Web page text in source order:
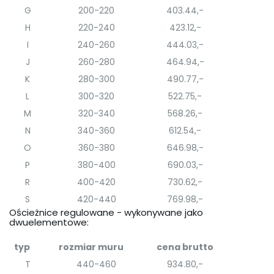
G
200-220
403.44,-
H
220-240
423.12,-
I
240-260
444.03,-
J
260-280
464.94,-
K
280-300
490.77,-
L
300-320
522.75,-
M
320-340
568.26,-
N
340-360
612.54,-
O
360-380
646.98,-
P
380-400
690.03,-
R
400-420
730.62,-
S
420-440 769.98,-
Ościeżnice regulowane - wykonywane jako
dwuelementowe:
typ rozmiar muru
cena brutto
T
440-460
934.80,-